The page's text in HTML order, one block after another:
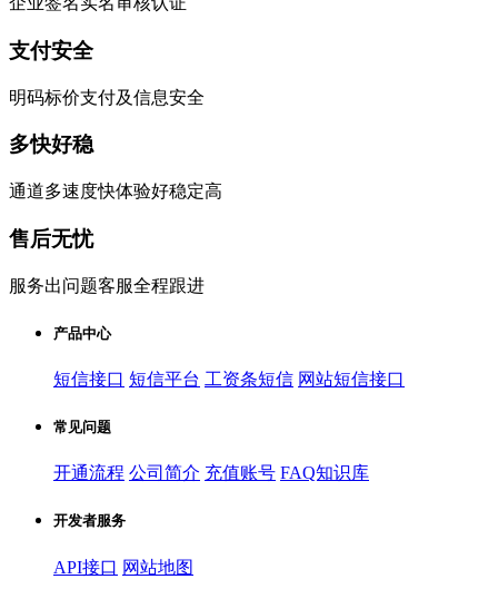
支付安全
明码标价支付及信息安全
多快好稳
通道多速度快体验好稳定高
售后无忧
服务出问题客服全程跟进
产品中心
短信接口 短信平台 工资条短信 网站短信接口
常见问题
开通流程 公司简介 充值账号 FAQ知识库
开发者服务
API接口 网站地图